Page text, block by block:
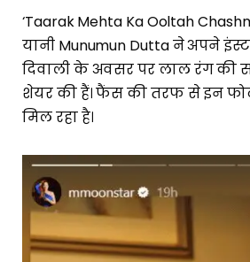
‘Taarak Mehta Ka Ooltah
यानी Munumun Dutta ने अपने
दिवाली के अवसर पर लाल रंग की
शेयर की हैं। फैंस की तरफ से इन
मिल रहा है।